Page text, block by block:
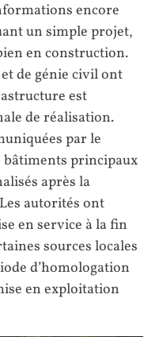
encore
un simple projet,
en construction.
de génie civil ont
est
de réalisation.
par le
principaux
après la
autorités ont
en service à la fin
sources locales
d’homologation
en exploitation